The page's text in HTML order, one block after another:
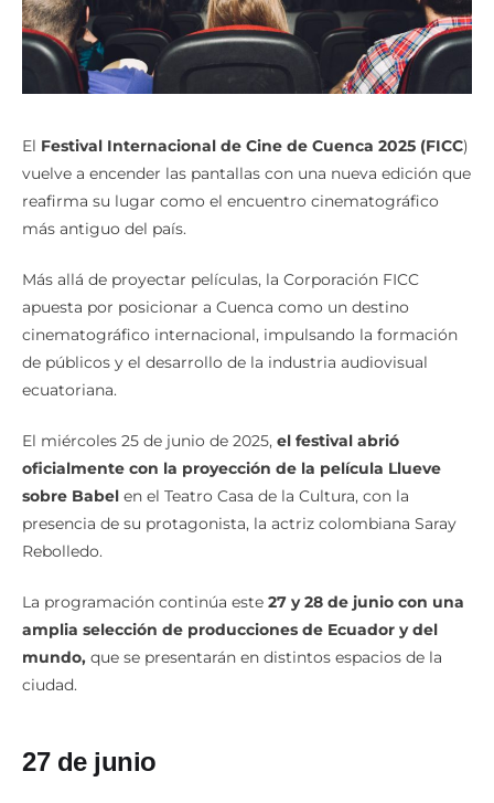
El Festival Internacional de Cine de Cuenca 2025 (FICC)
vuelve a encender las pantallas con una nueva edición que
reafirma su lugar como el encuentro cinematográfico
más antiguo del país.
Más allá de proyectar películas, la Corporación FICC
apuesta por posicionar a Cuenca como un destino
cinematográfico internacional, impulsando la formación
de públicos y el desarrollo de la industria audiovisual
ecuatoriana.
El miércoles 25 de junio de 2025, el festival abrió
oficialmente con la proyección de la película Llueve
sobre Babel en el Teatro Casa de la Cultura, con la
presencia de su protagonista, la actriz colombiana Saray
Rebolledo.
La programación continúa este 27 y 28 de junio con una
amplia selección de producciones de Ecuador y del
mundo, que se presentarán en distintos espacios de la
ciudad.
27 de junio